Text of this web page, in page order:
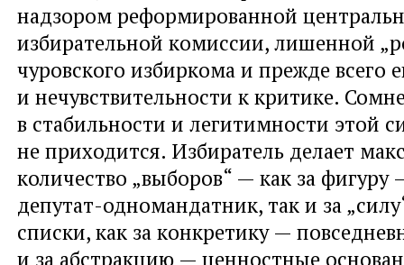
надзором реформированной
избирательной комиссии, лишенной
чуровского избиркома и прежде всего
и нечувствительности к критике.
в стабильности и легитимности этой
не приходится. Избиратель делает
количество „выборов“ — как за фигуру
депутат-одномандатник, так и за
списки, как за конкретику —
и за абстракцию — ценностные